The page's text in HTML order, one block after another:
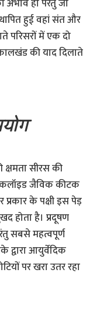
अभाव हो परंतु जो
हुई वहां संत और
परिसरों में एक दो
की याद दिलाते
सीरस की
जैविक कीटक
के पक्षी इस पेड़
होता है। प्रदूषण
सबसे महत्वपूर्ण
द्वारा आयुर्वेदिक
पर खरा उतर रहा